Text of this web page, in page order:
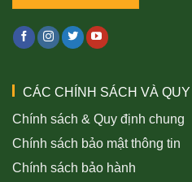
CÁC CHÍNH SÁCH VÀ
Chính sách & Quy định chung
Chính sách bảo mật thông tin
Chính sách bảo hành